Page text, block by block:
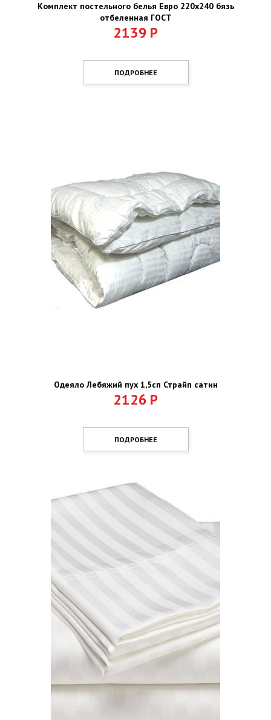
Комплект постельного белья Евро 220х240 бязь
отбеленная ГОСТ
2139 Р
ПОДРОБНЕЕ
Одеяло Лебяжий пух 1,5сп Страйп сатин
2126 Р
ПОДРОБНЕЕ